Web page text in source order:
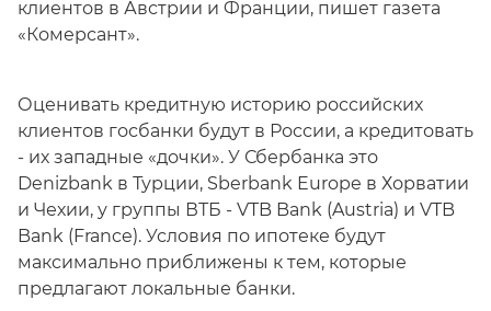
клиентов в Австрии и Франции, пишет газета
«Комерсант».
Оценивать кредитную историю российских
клиентов госбанки будут в России, а кредитовать
- их западные «дочки». У Сбербанка это
Denizbank в Турции, Sberbank Europe в Хорватии
и Чехии, у группы ВТБ - VTB Bank (Austria) и VTB
Bank (France). Условия по ипотеке будут
максимально приближены к тем, которые
предлагают локальные банки.